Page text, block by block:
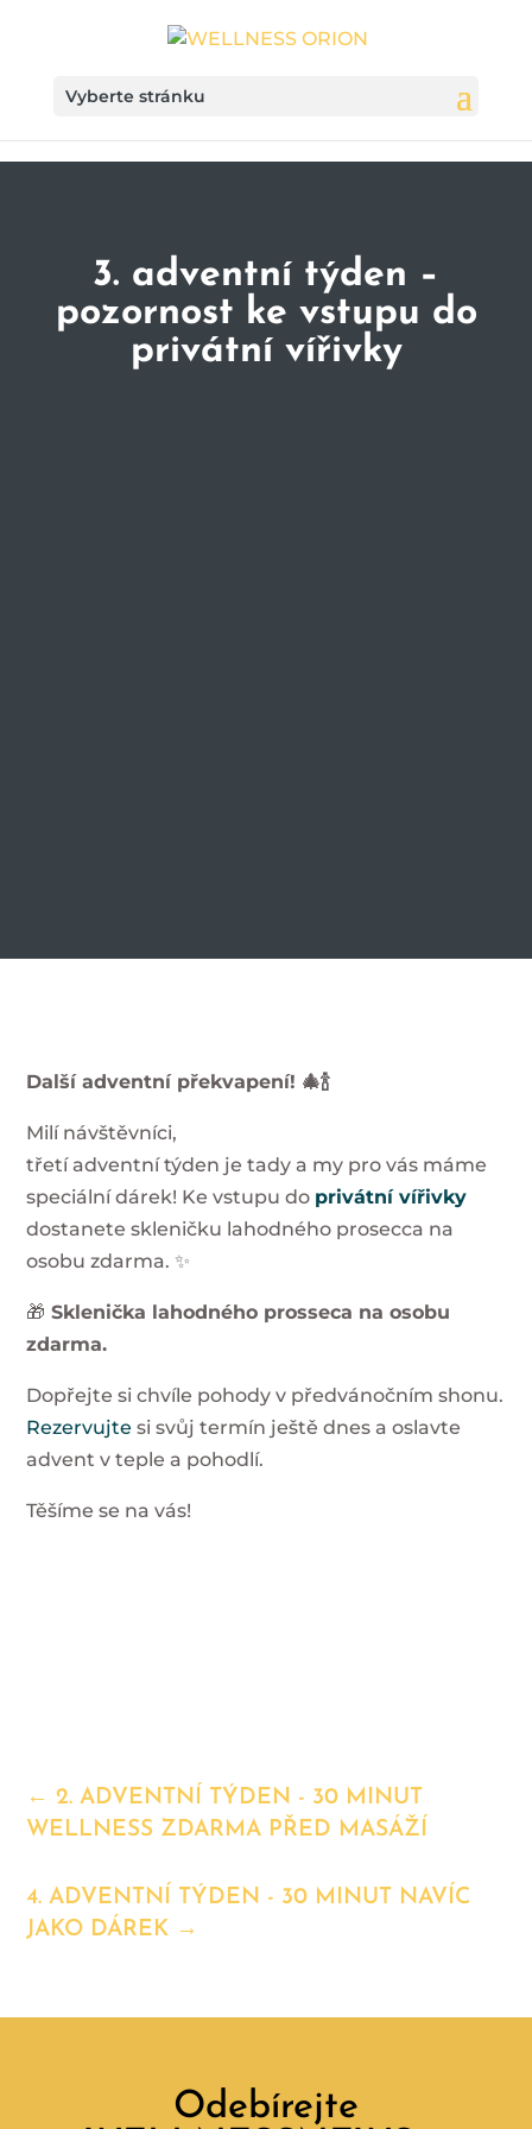
Vyberte stránku
3. adventní týden –
pozornost ke vstupu do
privátní vířivky
Další adventní překvapení! 🎄🍾
Milí návštěvníci,
třetí adventní týden je tady a my pro vás máme
speciální dárek! Ke vstupu do privátní vířivky
dostanete skleničku lahodného prosecca na
osobu zdarma. ✨
🎁 Sklenička lahodného prosseca na osobu
zdarma.
Dopřejte si chvíle pohody v předvánočním shonu.
Rezervujte si svůj termín ještě dnes a oslavte
advent v teple a pohodlí.
Těšíme se na vás!
←2. ADVENTNÍ TÝDEN - 30 MINUT
WELLNESS ZDARMA PŘED MASÁŽÍ
4. ADVENTNÍ TÝDEN - 30 MINUT NAVÍC
JAKO DÁREK →
Odebírejte